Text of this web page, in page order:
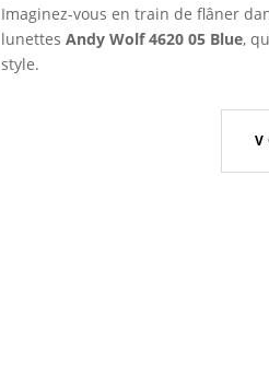
Imaginez-vous en train de flâner
lunettesAndy Wolf 4620 05 Blue,
style.